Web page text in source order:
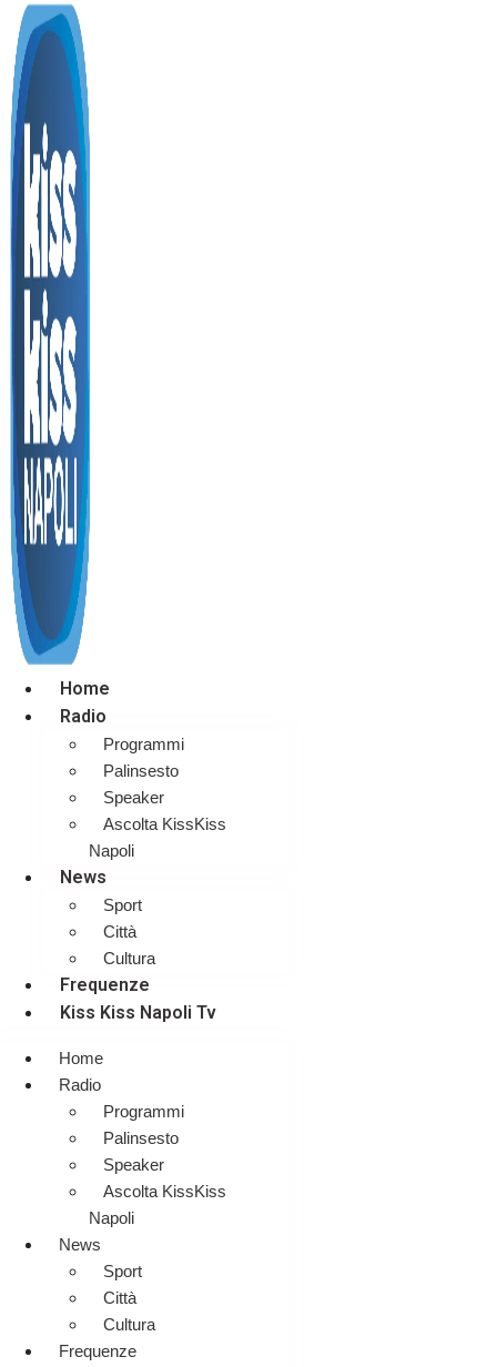
Home
Radio
Programmi
Palinsesto
Speaker
Ascolta KissKiss
Napoli
News
Sport
Città
Cultura
Frequenze
Kiss Kiss Napoli Tv
Home
Radio
Programmi
Palinsesto
Speaker
Ascolta KissKiss
Napoli
News
Sport
Città
Cultura
Frequenze